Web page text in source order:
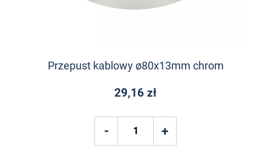
Przepust kablowy ø80x13mm chrom
29,16 zł